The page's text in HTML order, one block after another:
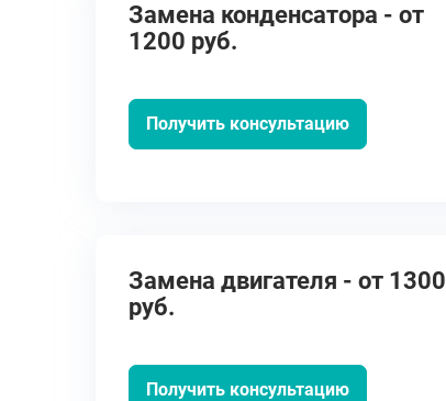
Замена конденсатора - от
1200 руб.
Получить консультацию
Замена двигателя - от 1300
руб.
Получить консультацию